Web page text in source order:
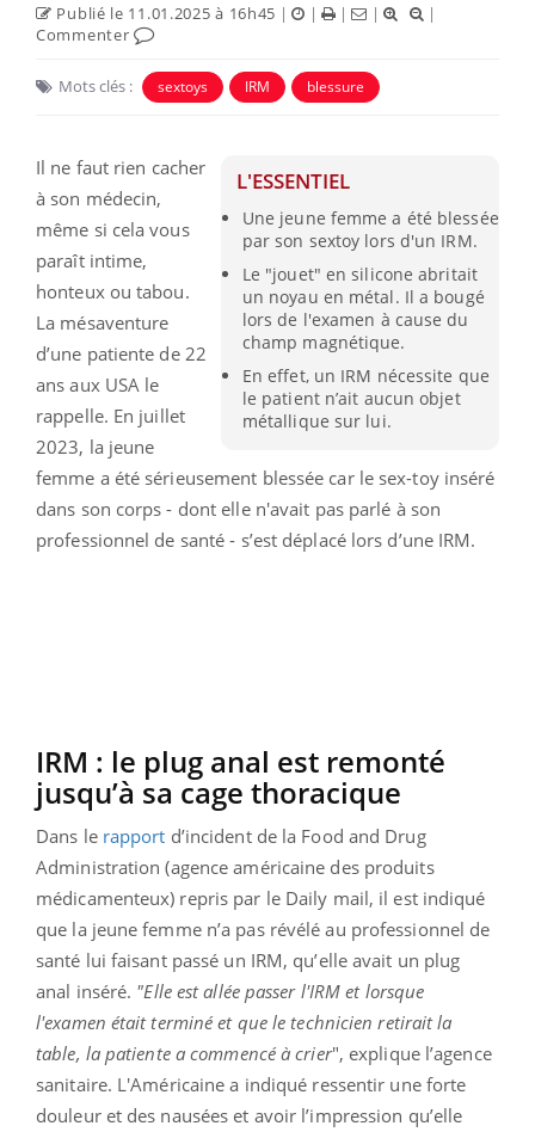
Publié le 11.01.2025 à 16h45 | | | |
|
Commenter
Mots clés : sextoys IRM blessure
L'ESSENTIEL
Une jeune femme a été blessée
par son sextoy lors d'un IRM.
Le "jouet" en silicone abritait
un noyau en métal. Il a bougé
lors de l'examen à cause du
champ magnétique.
En effet, un IRM nécessite que
le patient n’ait aucun objet
métallique sur lui.
Il ne faut rien cacher
à son médecin,
même si cela vous
paraît intime,
honteux ou tabou.
La mésaventure
d’une patiente de 22
ans aux USA le
rappelle. En juillet
2023, la jeune
femme a été sérieusement blessée car le sex-toy inséré
dans son corps - dont elle n'avait pas parlé à son
professionnel de santé - s’est déplacé lors d’une IRM.
IRM : le plug anal est remonté
jusqu’à sa cage thoracique
Dans le rapport d’incident de la Food and Drug
Administration (agence américaine des produits
médicamenteux) repris par le Daily mail, il est indiqué
que la jeune femme n’a pas révélé au professionnel de
santé lui faisant passé un IRM, qu’elle avait un plug
anal inséré. "Elle est allée passer l'IRM et lorsque
l'examen était terminé et que le technicien retirait la
table, la patiente a commencé à crier", explique l’agence
sanitaire. L'Américaine a indiqué ressentir une forte
douleur et des nausées et avoir l’impression qu’elle